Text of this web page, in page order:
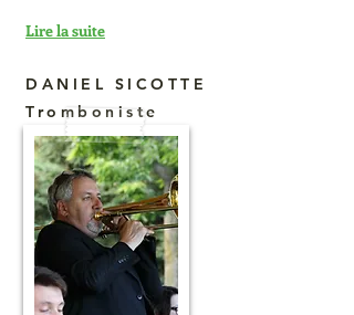
Lire la suite
DANIEL SICOTTE
Tromboniste